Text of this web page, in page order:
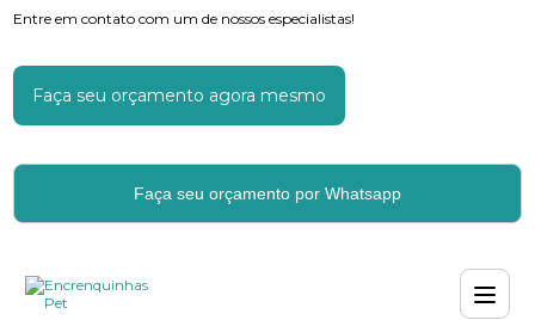
Entre em contato com um de nossos especialistas!
Faça seu orçamento agora mesmo
Faça seu orçamento por Whatsapp